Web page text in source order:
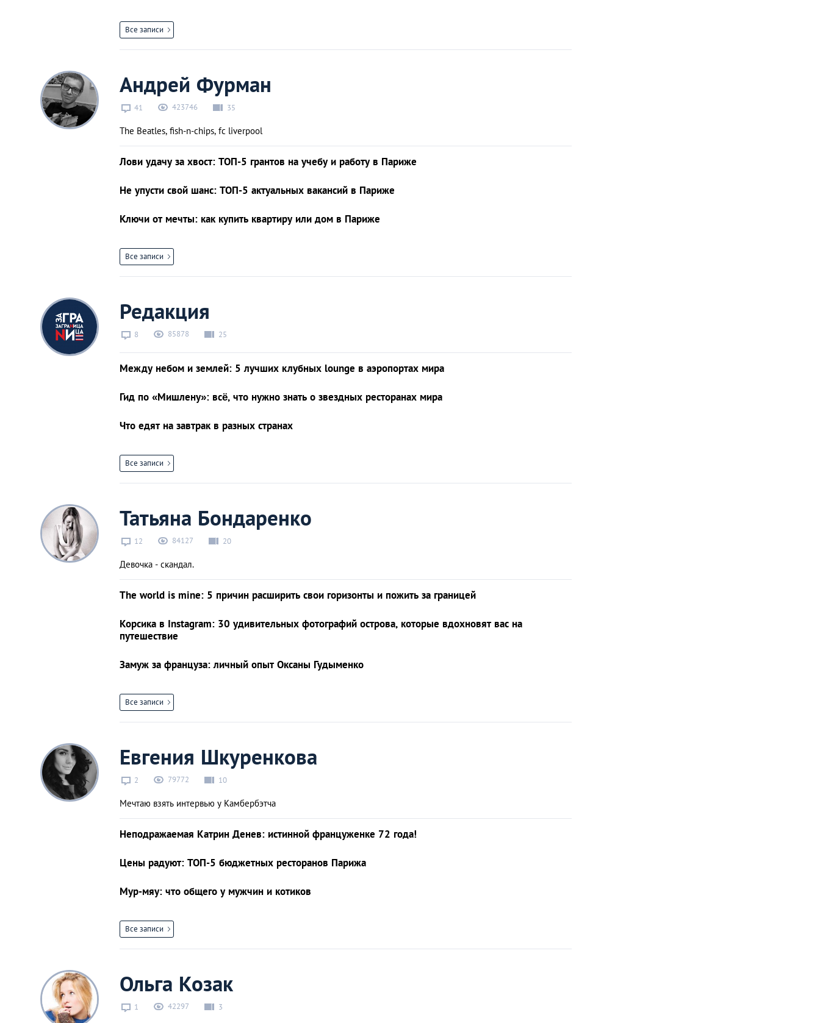
Все записи
Андрей Фурман
41 423746 35
The Beatles, fish-n-chips, fc liverpool
Лови удачу за хвост: ТОП-5 грантов на учебу и работу в Париже
Не упусти свой шанс: ТОП-5 актуальных вакансий в Париже
Ключи от мечты: как купить квартиру или дом в Париже
Все записи
Редакция
8 85878 25
Между небом и землей: 5 лучших клубных lounge в аэропортах мира
Гид по «Мишлену»: всё, что нужно знать о звездных ресторанах мира
Что едят на завтрак в разных странах
Все записи
Татьяна Бондаренко
12 84127 20
Девочка - скандал.
The world is mine: 5 причин расширить свои горизонты и пожить за границей
Корсика в Instagram: 30 удивительных фотографий острова, которые вдохновят вас на
путешествие
Замуж за француза: личный опыт Оксаны Гудыменко
Все записи
Евгения Шкуренкова
2 79772 10
Мечтаю взять интервью у Камбербэтча
Неподражаемая Катрин Денев: истинной француженке 72 года!
Цены радуют: ТОП-5 бюджетных ресторанов Парижа
Мур-мяу: что общего у мужчин и котиков
Все записи
Ольга Козак
1 42297 3